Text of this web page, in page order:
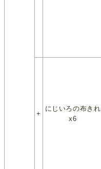
+
にじいろの布きれ
x6